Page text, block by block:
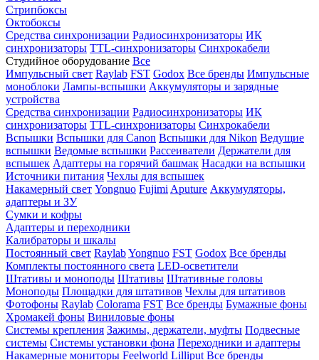
Стрипбоксы
Октобоксы
Средства синхронизации Радиосинхронизаторы ИК
синхронизаторы TTL-синхронизаторы Синхрокабели
Студийное оборудование Все
Импульсный свет Raylab FST Godox Все бренды Импульсные
моноблоки Лампы-вспышки Аккумуляторы и зарядные
устройства
Средства синхронизации Радиосинхронизаторы ИК
синхронизаторы TTL-синхронизаторы Синхрокабели
Вспышки Вспышки для Canon Вспышки для Nikon Ведущие
вспышки Ведомые вспышки Рассеиватели Держатели для
вспышек Адаптеры на горячий башмак Насадки на вспышки
Источники питания Чехлы для вспышек
Накамерный свет Yongnuo Fujimi Aputure Аккумуляторы,
адаптеры и ЗУ
Сумки и кофры
Адаптеры и переходники
Калибраторы и шкалы
Постоянный свет RaylabYongnuo FST Godox Все бренды
Комплекты постоянного света LED-осветители
Штативы и моноподы Штативы Штативные головы
Моноподы Площадки для штативов Чехлы для штативов
Фотофоны Raylab Colorama FST Все бренды Бумажные фоны
Хромакей фоны Виниловые фоны
Системы крепления Зажимы, держатели, муфты Подвесные
системы Системы установки фона Переходники и адаптеры
Накамерные мониторы Feelworld Lilliput Все бренды